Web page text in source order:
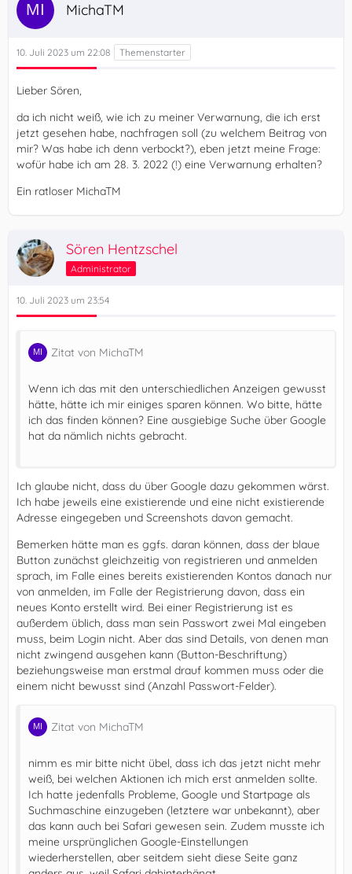
MichaTM
10. Juli 2023 um 22:08
Lieber Sören,
da ich nicht weiß, wie ich zu meiner Verwarnung, die ich erst
jetzt gesehen habe, nachfragen soll (zu welchem Beitrag von
mir? Was habe ich denn verbockt?), eben jetzt meine Frage:
wofür habe ich am 28. 3. 2022 (!) eine Verwarnung erhalten?
Ein ratloser MichaTM
Sören Hentzschel
Administrator
10. Juli 2023 um 23:54
Zitat von MichaTM
Wenn ich das mit den unterschiedlichen Anzeigen gewusst
hätte, hätte ich mir einiges sparen können. Wo bitte, hätte
ich das finden können? Eine ausgiebige Suche über Google
hat da nämlich nichts gebracht.
Ich glaube nicht, dass du über Google dazu gekommen wärst.
Ich habe jeweils eine existierende und eine nicht existierende
Adresse eingegeben und Screenshots davon gemacht.
Bemerken hätte man es ggfs. daran können, dass der blaue
Button zunächst gleichzeitig von registrieren und anmelden
sprach, im Falle eines bereits existierenden Kontos danach nur
von anmelden, im Falle der Registrierung davon, dass ein
neues Konto erstellt wird. Bei einer Registrierung ist es
außerdem üblich, dass man sein Passwort zwei Mal eingeben
muss, beim Login nicht. Aber das sind Details, von denen man
nicht zwingend ausgehen kann (Button-Beschriftung)
beziehungsweise man erstmal drauf kommen muss oder die
einem nicht bewusst sind (Anzahl Passwort-Felder).
Zitat von MichaTM
nimm es mir bitte nicht übel, dass ich das jetzt nicht mehr
weiß, bei welchen Aktionen ich mich erst anmelden sollte.
Ich hatte jedenfalls Probleme, Google und Startpage als
Suchmaschine einzugeben (letztere war unbekannt), aber
das kann auch bei Safari gewesen sein. Zudem musste ich
meine ursprünglichen Google-Einstellungen
wiederherstellen, aber seitdem sieht diese Seite ganz